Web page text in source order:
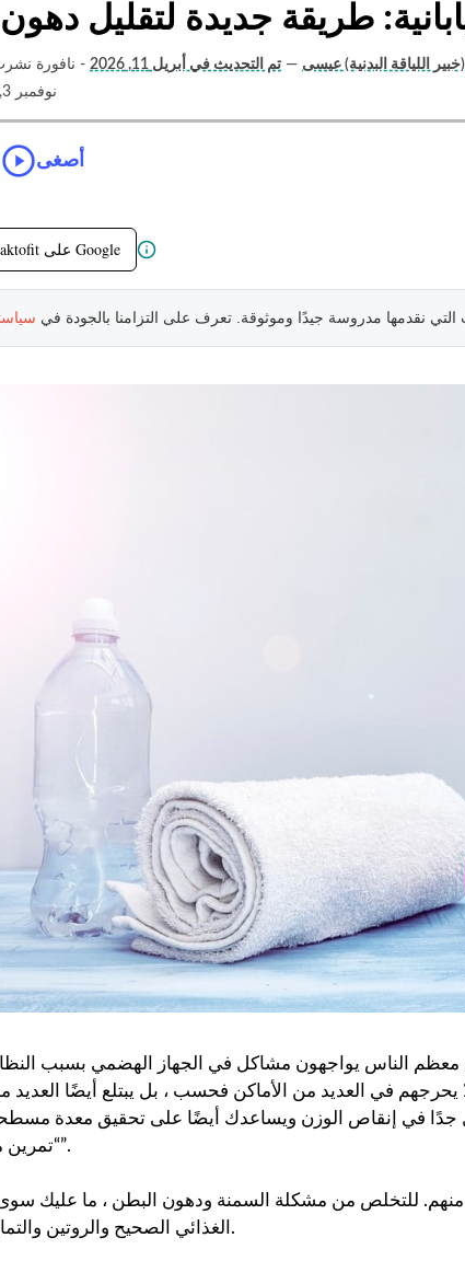
طريقة جديدة لتقليل
اللياقة البدنية) عيسى — تم التحديث في أبريل 11, 2026
- نافورة
نوفمبر 3, 2021
أصغى
أضف Freaktofit على Google
التي نقدمها مدروسة جيدًا وموثوقة. تعرف على التزامنا بالجودة في
الناس يواجهون مشاكل في الجهاز الهضمي بسبب
يحرجهم في العديد من الأماكن فحسب ، بل يبتلع أيضًا العديد
جدًا في إنقاص الوزن ويساعدك أيضًا على تحقيق معدة
“تمرين منشفة ياباني”.
للتخلص من مشكلة السمنة ودهون البطن ، ما عليك سوى
الغذائي الصحيح والروتين والتمارين الرياضية.
الوقت المناسب لممارسة التمارين 🔥